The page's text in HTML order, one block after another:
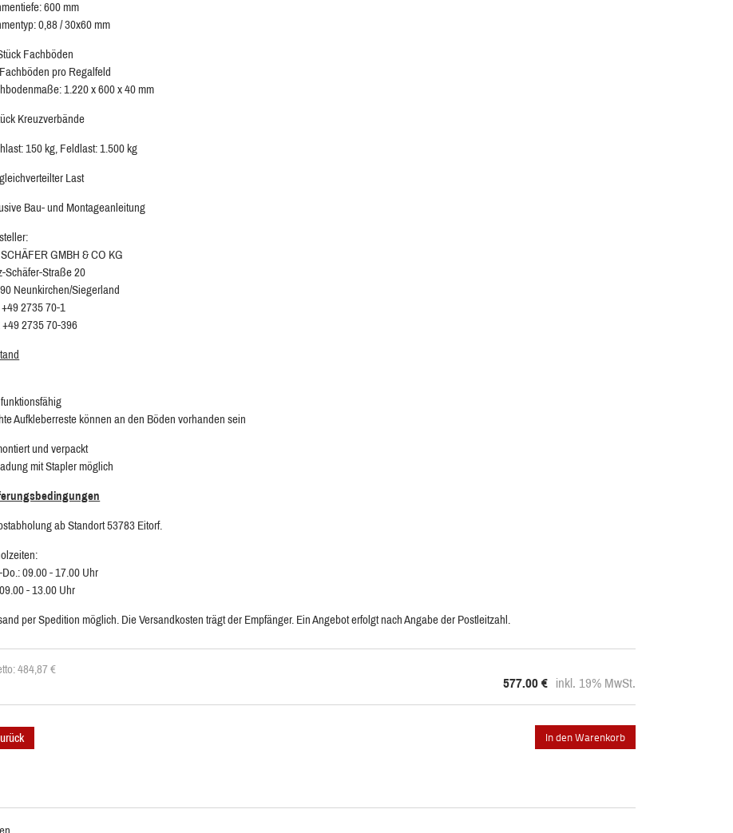
600 mm
0,88 / 30x60 mm
Fachböden
pro Regalfeld
1.220 x 600 x 40 mm
Kreuzverbände
150 kg, Feldlast: 1.500 kg
Last
Bau- und Montageanleitung
GMBH & CO KG
Schäfer-Straße 20
Neunkirchen/Siegerland
2735 70-1
+49 2735 70-396
Aufkleberreste können an den Böden vorhanden sein
und verpackt
mit Stapler möglich
ab Standort 53783 Eitorf.
Do.: 09.00 - 17.00 Uhr
- 13.00 Uhr
per Spedition möglich. Die Versandkosten trägt der Empfänger. Ein Angebot erfolgt nach Angabe der Postleitzahl.
484,87€
577.00 € inkl. 19% MwSt.